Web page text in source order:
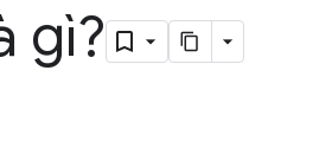
gì?